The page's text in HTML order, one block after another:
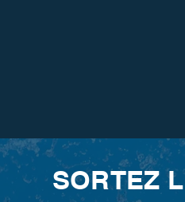
SORTEZ